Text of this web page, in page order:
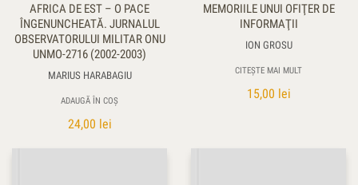
AFRICA DE EST – O PACE
ÎNGENUNCHEATĂ. JURNALUL
OBSERVATORULUI MILITAR ONU
UNMO-2716 (2002-2003)
MARIUS HARABAGIU
ADAUGĂ ÎN COȘ
24,00 lei
MEMORIILE UNUI OFIŢER DE
INFORMAŢII
ION GROSU
CITEȘTE MAI MULT
15,00 lei